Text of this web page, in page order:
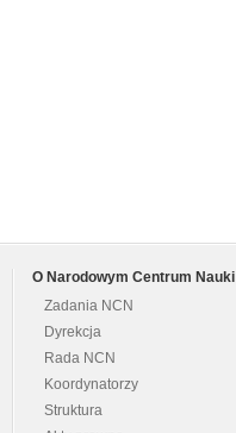
O Narodowym Centrum Nauki
Zadania NCN
Dyrekcja
Rada NCN
Koordynatorzy
Struktura